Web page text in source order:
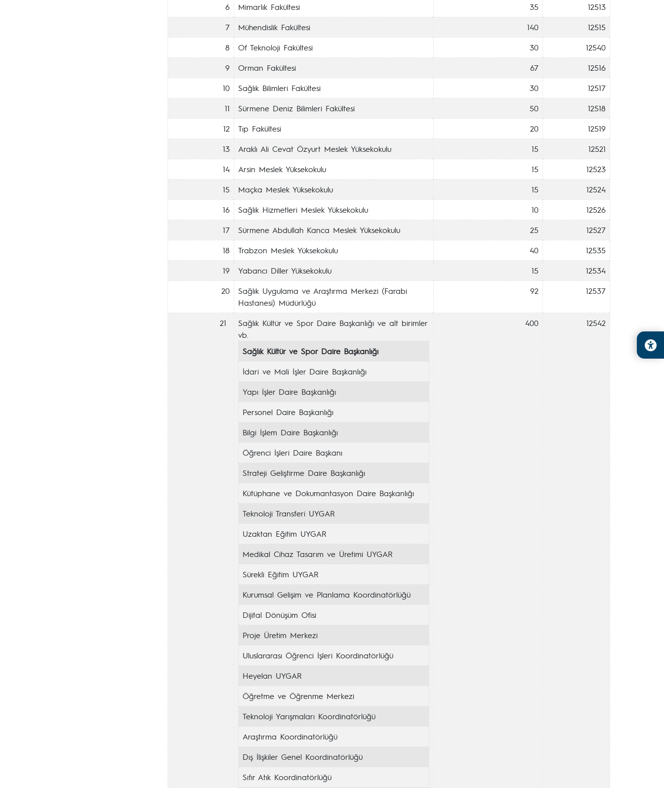
6
Mimarlık Fakültesi 35
12513
7
Mühendislik Fakültesi 140
12515
8
Of Teknoloji Fakültesi 30
12540
9
Orman Fakültesi 67
12516
10
Sağlık Bilimleri Fakültesi 30
12517
11
Sürmene Deniz Bilimleri Fakültesi 50
12518
12
Tıp Fakültesi 20
12519
13
Araklı Ali Cevat Özyurt Meslek Yüksekokulu 15
12521
14
Arsin Meslek Yüksekokulu 15
12523
15
Maçka Meslek Yüksekokulu 15
12524
16
Sağlık Hizmetleri Meslek Yüksekokulu 10
12526
17
Sürmene Abdullah Kanca Meslek Yüksekokulu 25
12527
18
Trabzon Meslek Yüksekokulu 40
12535
19
Yabancı Diller Yüksekokulu 15
12534
20
Sağlık Uygulama ve Araştırma Merkezi (Farabi
Hastanesi) Müdürlüğü
92 12537
21
Sağlık Kültür ve Spor Daire Başkanlığı ve alt birimler
vb.
Sağlık Kültür ve Spor Daire Başkanlığı
İdari ve Mali İşler Daire Başkanlığı
Yapı İşler Daire Başkanlığı
Personel Daire Başkanlığı
Bilgi İşlem Daire Başkanlığı
Öğrenci İşleri Daire Başkanı
Strateji Geliştirme Daire Başkanlığı
Kütüphane ve Dokumantasyon Daire Başkanlığı
Teknoloji Transferi UYGAR
Uzaktan Eğitim UYGAR
Medikal Cihaz Tasarım ve Üretimi UYGAR
Sürekli Eğitim UYGAR
Kurumsal Gelişim ve Planlama Koordinatörlüğü
Dijital Dönüşüm Ofisi
Proje Üretim Merkezi
Uluslararası Öğrenci İşleri Koordinatörlüğü
Heyelan UYGAR
Öğretme ve Öğrenme Merkezi
Teknoloji Yarışmaları Koordinatörlüğü
Araştırma Koordinatörlüğü
Dış İlişkiler Genel Koordinatörlüğü
Sıfır Atık Koordinatörlüğü
400 12542